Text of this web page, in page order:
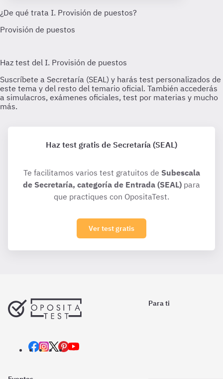
Haz test gratis de Secretaría (SEAL)
Te facilitamos varios test gratuitos de Subescala
de Secretaría, categoría de Entrada (SEAL) para
que practiques con OpositaTest.
Ver test gratis
Para ti